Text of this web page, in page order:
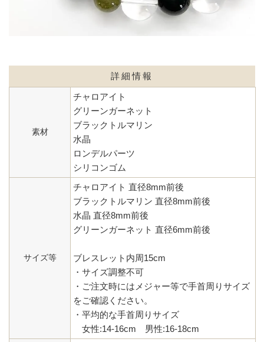
詳細情報
素材
チャロアイト
グリーンガーネット
ブラックトルマリン
水晶
ロンデルパーツ
シリコンゴム
サイズ等
チャロアイト 直径8mm前後
ブラックトルマリン 直径8mm前後
水晶 直径8mm前後
グリーンガーネット 直径6mm前後
ブレスレット内周15cm
・サイズ調整不可
・ご注文時にはメジャー等で手首周りサイズ
をご確認ください。
・平均的な手首周りサイズ
女性:14-16cm 男性:16-18cm